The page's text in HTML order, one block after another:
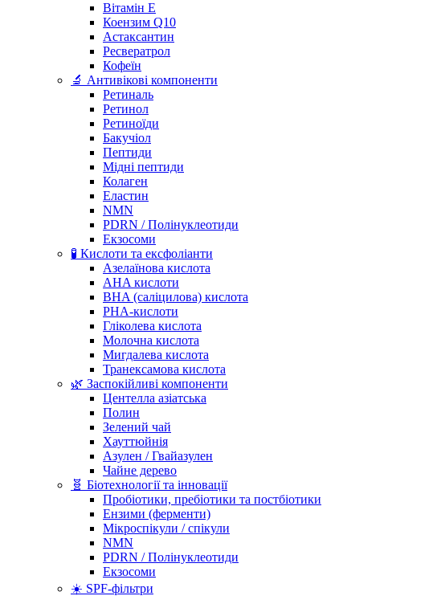
Вітамін Е
Коензим Q10
Астаксантин
Ресвератрол
Кофеїн
🔬 Антивікові компоненти
Ретиналь
Ретинол
Ретиноїди
Бакучіол
Пептиди
Мідні пептиди
Колаген
Еластин
NMN
PDRN / Полінуклеотиди
Екзосоми
🧪 Кислоти та ексфоліанти
Азелаїнова кислота
AHA кислоти
BHA (саліцилова) кислота
PHA-кислоти
Гліколева кислота
Молочна кислота
Мигдалева кислота
Транексамова кислота
🌿 Заспокійливі компоненти
Центелла азіатська
Полин
Зелений чай
Хауттюйнія
Азулен / Гвайазулен
Чайне дерево
🧬 Біотехнології та інновації
Пробіотики, пребіотики та постбіотики
Ензими (ферменти)
Мікроспікули / спікули
NMN
PDRN / Полінуклеотиди
Екзосоми
☀️ SPF-фільтри